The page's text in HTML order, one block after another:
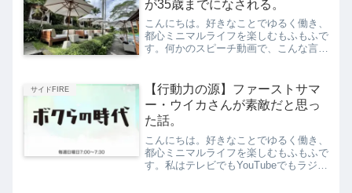
が35歳までになされる。
こんにちは。好きなことでゆるく働き、
都心ミニマルライフを楽しむもふもふで
す。何かのスピーチ動画で、こんな言葉
価値観も35歳までに固まる人生での重
要な決定は、その7割が3...
サイドFIRE
【行動力の源】ファーストサマ
ー・ウイカさんが素敵だと思っ
た話。
こんにちは。好きなことでゆるく働き、
都心ミニマルライフを楽しむもふもふで
す。私はテレビでもYouTubeでもラジオ